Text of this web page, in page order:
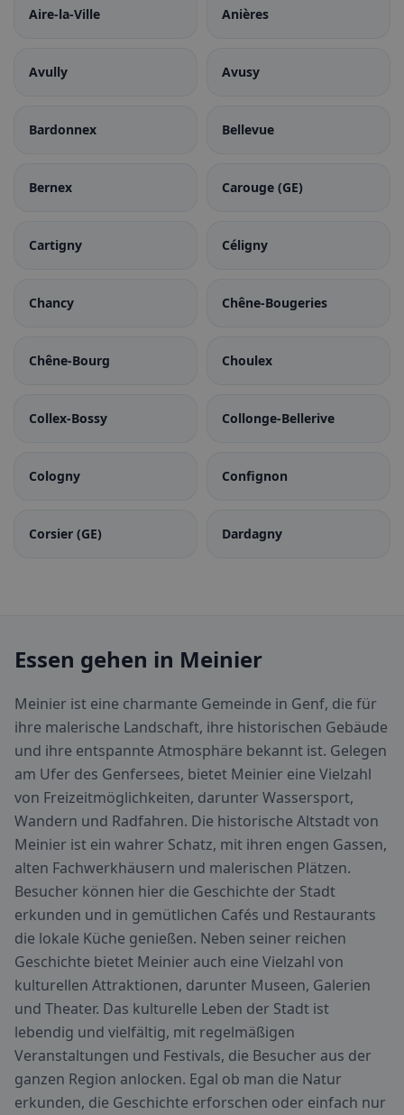
Aire-la-Ville Anières
Avully Avusy
Bardonnex Bellevue
Bernex Carouge (GE)
Cartigny Céligny
Chancy Chêne-Bougeries
Chêne-Bourg Choulex
Collex-Bossy Collonge-Bellerive
Cologny Confignon
Corsier (GE) Dardagny
Essen gehen in Meinier
Meinier ist eine charmante Gemeinde in Genf, die für
ihre malerische Landschaft, ihre historischen Gebäude
und ihre entspannte Atmosphäre bekannt ist. Gelegen
am Ufer des Genfersees, bietet Meinier eine Vielzahl
von Freizeitmöglichkeiten, darunter Wassersport,
Wandern und Radfahren. Die historische Altstadt von
Meinier ist ein wahrer Schatz, mit ihren engen Gassen,
alten Fachwerkhäusern und malerischen Plätzen.
Besucher können hier die Geschichte der Stadt
erkunden und in gemütlichen Cafés und Restaurants
die lokale Küche genießen. Neben seiner reichen
Geschichte bietet Meinier auch eine Vielzahl von
kulturellen Attraktionen, darunter Museen, Galerien
und Theater. Das kulturelle Leben der Stadt ist
lebendig und vielfältig, mit regelmäßigen
Veranstaltungen und Festivals, die Besucher aus der
ganzen Region anlocken. Egal ob man die Natur
erkunden, die Geschichte erforschen oder einfach nur